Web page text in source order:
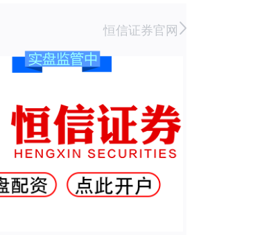
恒信证券官网